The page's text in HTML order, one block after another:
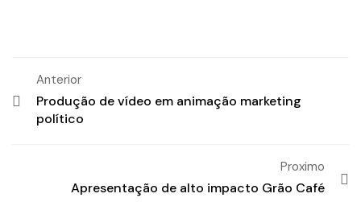
Anterior
Produção de vídeo em animação marketing
político
Proximo
Apresentação de alto impacto Grão Café